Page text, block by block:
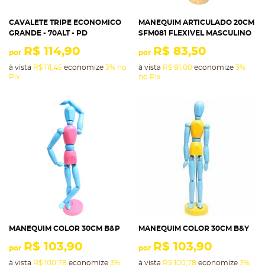
CAVALETE TRIPE ECONOMICO
GRANDE - 70ALT - PD
por R$ 114,90
à vista R$ 111,45 economize 3% no
Pix
MANEQUIM ARTICULADO 20CM
SFM081 FLEXIVEL MASCULINO
por R$ 83,50
à vista R$ 81,00 economize 3%
no Pix
MANEQUIM COLOR 30CM B&P
por R$ 103,90
à vista R$ 100,78 economize 3%
MANEQUIM COLOR 30CM B&Y
por R$ 103,90
à vista R$ 100,78 economize 3%